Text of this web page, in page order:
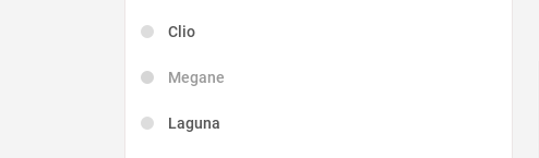
Clio
Megane
Laguna